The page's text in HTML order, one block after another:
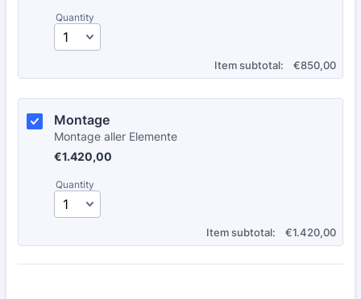
Quantity
Item subtotal: €0.00
€850,00
Montage
Montage aller Elemente
€1.420,00
€1.420,00
Quantity
Item subtotal: €0.00
€1.420,00